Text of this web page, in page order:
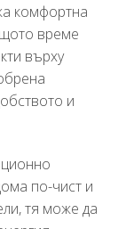
комфортна
време
върху
и
по-чист и
тя може да